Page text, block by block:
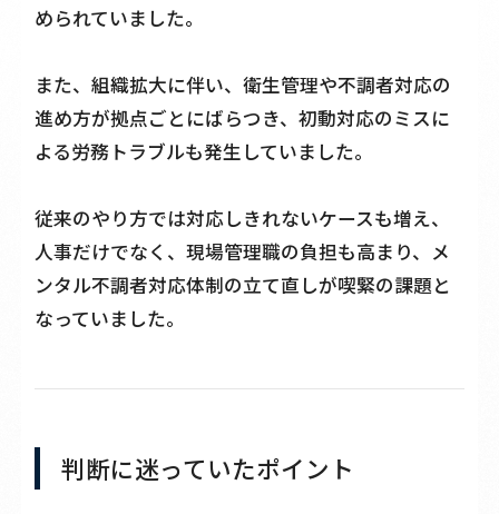
められていました。
また、組織拡大に伴い、衛生管理や不調者対応の
進め方が拠点ごとにばらつき、初動対応のミスに
よる労務トラブルも発生していました。
従来のやり方では対応しきれないケースも増え、
人事だけでなく、現場管理職の負担も高まり、メ
ンタル不調者対応体制の立て直しが喫緊の課題と
なっていました。
判断に迷っていたポイント